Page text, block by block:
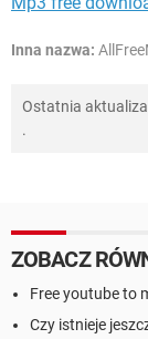
Inna nazwa:
Ostatnia
.
ZOBACZ
Free youtube to
Czy istnieje